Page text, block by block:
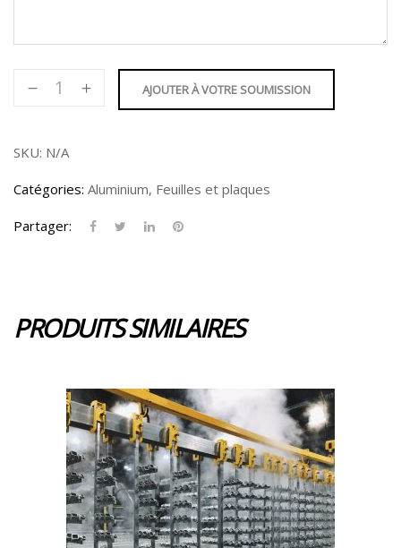
quantité
d'aluminium
0.100"
AJOUTER À VOTRE SOUMISSION
SKU: N/A
Catégories: Aluminium, Feuilles et plaques
Partager:
PRODUITS SIMILAIRES